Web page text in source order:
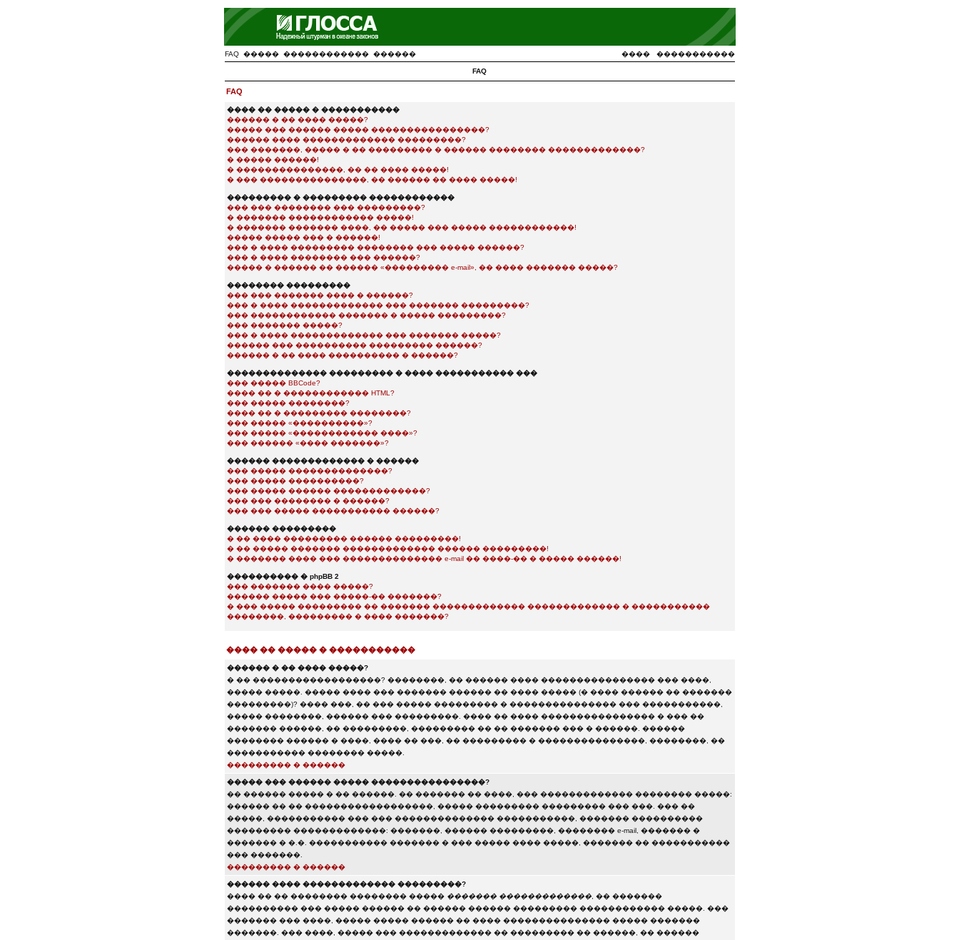
FAQ ����� ������������ ������ ���� �����������
FAQ
FAQ
���� �� ����� � �����������
������ � �� ���� �����?
����� ��� ������ ����� ����������������?
������ ���� ������������� ���������?
��� �������, ����� � �� ��������� � ������ �������� �������������?
� ����� ������!
� ���������������, �� �� ���� �����!
� ��� ���������������, �� ������ �� ���� �����!
��������� � ��������� ������������
��� ��� �������� ��� ���������?
� ������� ������������ �����!
� ������� ������� ����, �� ����� ��� ����� ������������!
����� ����� ��� � ������!
��� � ���� ��������� �������� ��� ����� ������?
��� � ���� �������� ��� ������?
����� � ������ �� ������ «��������� e-mail», �� ���� ������� �����?
�������� ���������
��� ��� ������� ���� � ������?
��� � ���� ������������� ��� ������� ���������?
��� ������������ ������� � ����� ���������?
��� ������� �����?
��� � ���� ������������� ��� ������� �����?
������ ��� ���������� ��������� ������?
������ � �� ���� ���������� � ������?
�������������� ��������� � ���� ����������� ���
��� ����� BBCode?
���� �� � ������������ HTML?
��� ����� ��������?
���� �� � ��������� ��������?
��� ����� «����������»?
��� ����� «������������ ����»?
��� ������ «���� �������»?
������ ������������� � ������
��� ����� ��������������?
��� ����� ����������?
��� ����� ������ �������������?
��� ��� �������� � ������?
��� ��� ����� ����������� ������?
������ ���������
� �� ���� ��������� ������ ���������!
� �� ����� ������� ������������� ������ ���������!
� ������� ���� ��� �������������� e-mail �� ����-�� � ����� ������!
���������� � phpBB 2
��� ������� ���� �����?
������ ����� ��� �����-�� �������?
� ��� ����� ��������� �� ������� ������������� ������������� � �����������
��������, ��������� � ���� �������?
���� �� ����� � �����������
������ � �� ���� �����?
� �� ������������������? ��������, �� ������ ���� ���������������� ��� ����,
����� �����. ����� ���� ��� ������� ������ �� ���� ����� (� ���� ������ �� �������
���������)? ���� ���, �� ��� ����� ��������� � ��������������� ��� �����������,
����� ��������, ������ ��� ���������. ���� �� ���� ���������������� � ��� ��
������� ������, �� ���������, ��������� �� �� ������� ��� � ������. ������
�������� ������ � ����, ���� �� ���, �� ��������� � ���������������, ��������, ��
����������� �������� �����.
��������� � ������
����� ��� ������ ����� ����������������?
�� ������ ����� � �� ������. �� ������� �� ����, ��� ������������� �������� �����:
������ �� �� ������������������, ����� ��������� ��������� ��� ���. ��� ��
�����, ����������� ��� ��� �������������� �����������, ������� ����������
��������� �������������: �������, ������ ���������, �������� e-mail, ������� �
������� � �.�. ����������� ������� � ��� ����� ���� �����, ������� �� �����������
��� �������.
��������� � ������
������ ���� ������������� ���������?
���� �� �� �������� �������� ����� ������� �������������, �� �������
���������� ��� ����� ������ �� ������ ������ ��������� ������������ �����. ���
������� ��� ����, ����� ����� ������ �� ���� ��������������� ����� �������
�������. ��� ����, ����� ��� ������������� �� ��������� �� ������, �� ������